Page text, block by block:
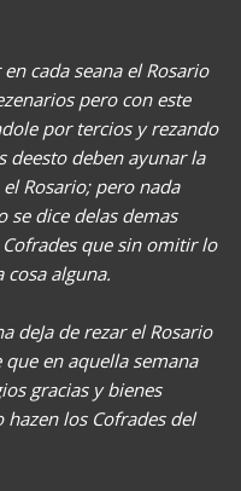
cada seana el Rosario
pero con este
por tercios y rezando
deesto deben ayunar la
Rosario; pero nada
se dice delas demas
que sin omitir lo
cosa alguna.
deJa de rezar el Rosario
que en aquella semana
gracias y bienes
los Cofrades del